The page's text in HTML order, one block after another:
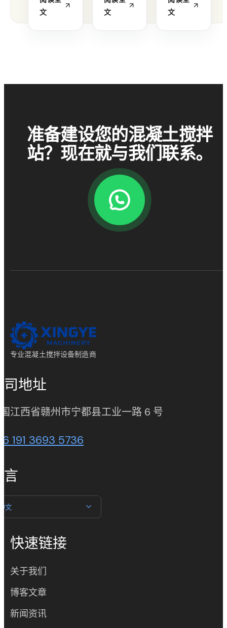
文
文
文
准备建设您的混凝土搅拌
站？现在就与我们联系。
专业混凝土搅拌设备制造商
司地址
江西省赣州市宁都县工业一路 6 号
191 3693 5736
言
文
快速链接
关于我们
博客文章
新闻资讯